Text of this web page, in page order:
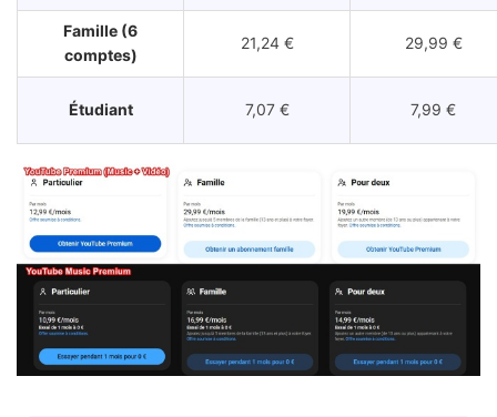
Famille (6
comptes)
21,24 € 29,99 €
Étudiant 7,07 € 7,99 €